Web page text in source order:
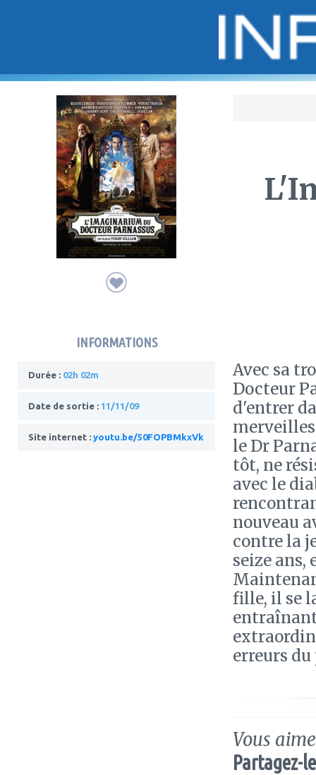
INFORMATIONS
Durée : 02h 02m
Date de sortie : 11/11/09
Site internet : youtu.be/50FOPBMkxVk
Avec sa
Docteur
d'entrer
le Dr
tôt, ne
avec le
nouveau
contre la
seize
fille, il se
erreurs du
Vous
Partagez-